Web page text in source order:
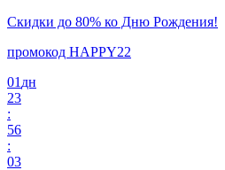
Скидки до 80% ко Дню Рождения!
промокод HAPPY22
01 дн
23
:
56
:
03